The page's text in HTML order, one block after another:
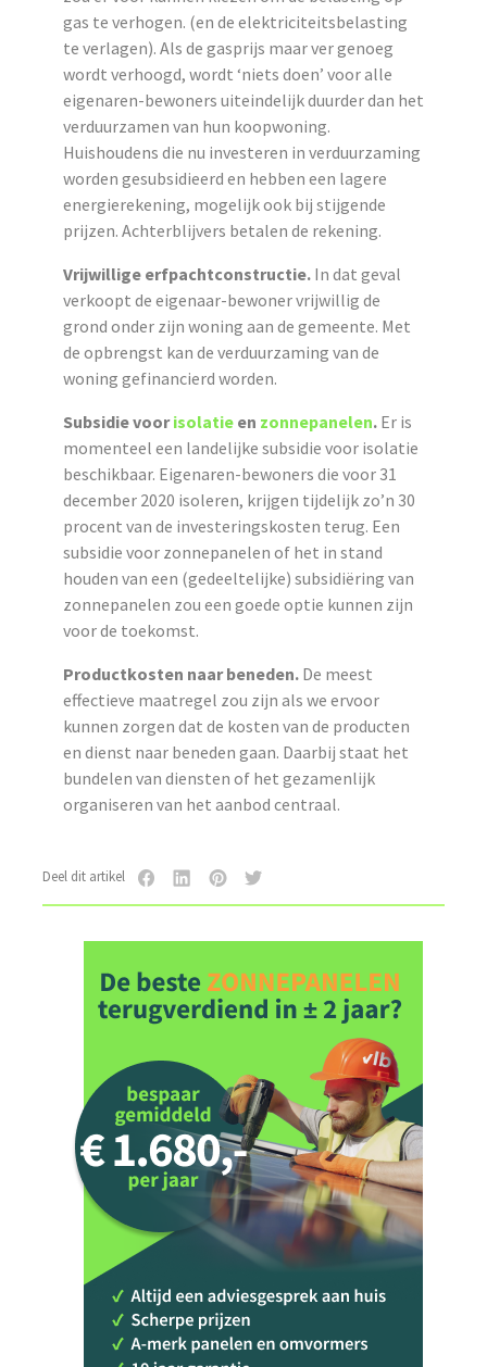
gas te verhogen. (en de elektriciteitsbelasting
te verlagen). Als de gasprijs maar ver genoeg
wordt verhoogd, wordt ‘niets doen’ voor alle
eigenaren-bewoners uiteindelijk duurder dan het
verduurzamen van hun koopwoning.
Huishoudens die nu investeren in verduurzaming
worden gesubsidieerd en hebben een lagere
energierekening, mogelijk ook bij stijgende
prijzen. Achterblijvers betalen de rekening.
Vrijwillige erfpachtconstructie. In dat geval
verkoopt de eigenaar-bewoner vrijwillig de
grond onder zijn woning aan de gemeente. Met
de opbrengst kan de verduurzaming van de
woning gefinancierd worden.
Subsidie voorisolatieen zonnepanelen.Er is
momenteel een landelijke subsidie voor isolatie
beschikbaar. Eigenaren-bewoners die voor 31
december 2020 isoleren, krijgen tijdelijk zo’n 30
procent van de investeringskosten terug. Een
subsidie voor zonnepanelen of het in stand
houden van een (gedeeltelijke) subsidiëring van
zonnepanelen zou een goede optie kunnen zijn
voor de toekomst.
Productkosten naar beneden. De meest
effectieve maatregel zou zijn als we ervoor
kunnen zorgen dat de kosten van de producten
en dienst naar beneden gaan. Daarbij staat het
bundelen van diensten of het gezamenlijk
organiseren van het aanbod centraal.
Deel dit artikel